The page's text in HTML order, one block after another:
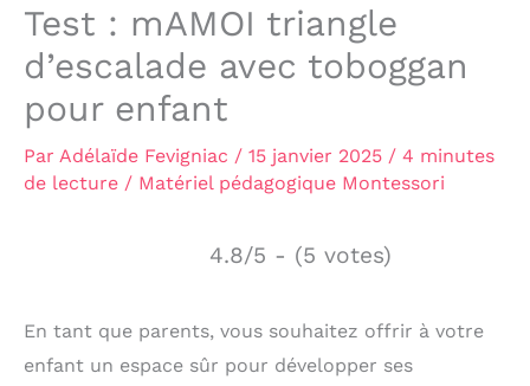
Test : mAMOI triangle
d’escalade avec toboggan
pour enfant
Par Adélaïde Fevigniac / 15 janvier 2025 / 4 minutes
de lecture / Matériel pédagogique Montessori
4.8/5 - (5 votes)
En tant que parents, vous souhaitez offrir à votre
enfant un espace sûr pour développer ses